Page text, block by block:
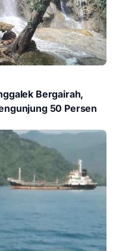
Bergairah,
50 Persen